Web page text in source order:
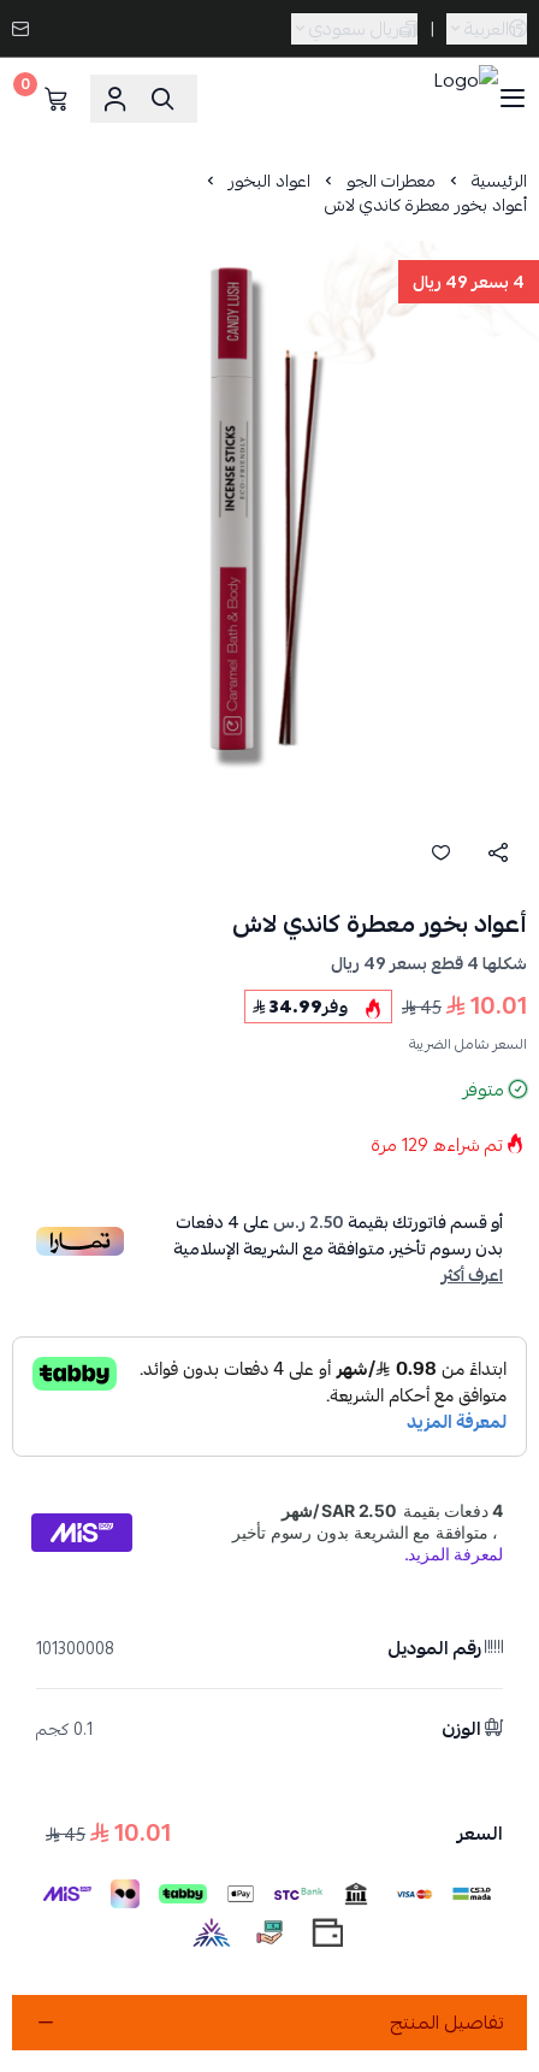
العربية | ريال سعودي
0
الرئيسية معطرات الجو اعواد البخور
أعواد بخور معطرة كاندي لاش
4 بسعر 49 ريال
أعواد بخور معطرة كاندي لاش
شكلها 4 قطع بسعر 49 ريال
10.01
45 وفر34.99
السعر شامل الضريبة
متوفر
تم شراءه129مرة
أو قسم فاتورتك بقيمة2.50 ر.س على4دفعات
بدون رسوم تأخير، متوافقة مع الشريعة الإسلامية
اعرف أكثر
رقم الموديل 101300008
الوزن 0.1 كجم
السعر 10.01
45
تفاصيل المنتج